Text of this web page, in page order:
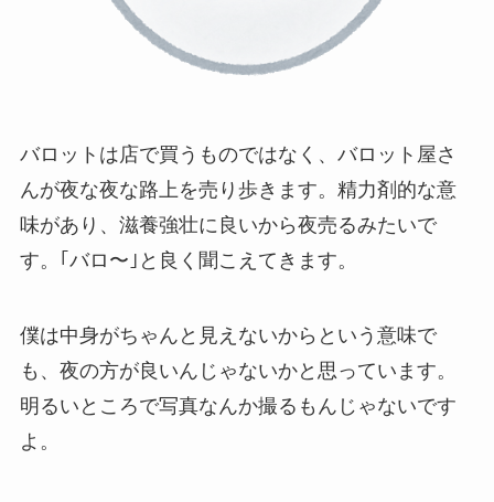
バロットは店で買うものではなく、バロット屋さ
んが夜な夜な路上を売り歩きます。 精力剤的な意
味があり、滋養強壮に良いから夜売るみたいで
す。｢バロ〜｣と良く聞こえてきます。
僕は中身がちゃんと見えないからという意味で
も、夜の方が良いんじゃないかと思っています。
明るいところで写真なんか撮るもんじゃないです
よ。